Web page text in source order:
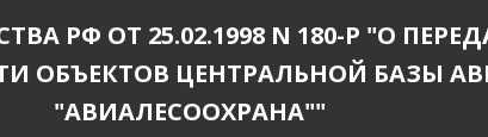
РФ ОТ 25.02.1998 N 180-Р "О
ОБЪЕКТОВ ЦЕНТРАЛЬНОЙ БАЗЫ
"АВИАЛЕСООХРАНА""